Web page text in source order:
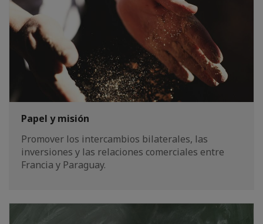
Papel y misión
Promover los intercambios bilaterales, las
inversiones y las relaciones comerciales entre
Francia y Paraguay.